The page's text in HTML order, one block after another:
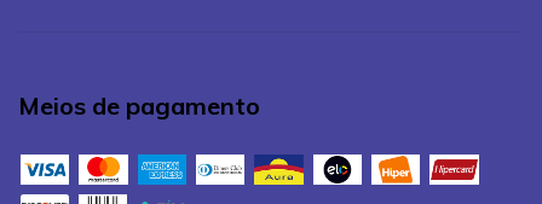
Meios de pagamento